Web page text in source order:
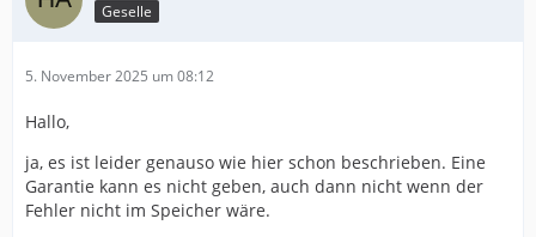
Geselle
5. November 2025 um 08:12
Hallo,
ja, es ist leider genauso wie hier schon beschrieben. Eine
Garantie kann es nicht geben, auch dann nicht wenn der
Fehler nicht im Speicher wäre.